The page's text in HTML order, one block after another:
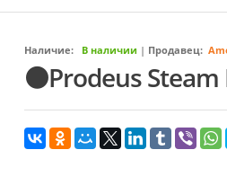
Наличие: В наличии | Продавец:
⚫Prodeus